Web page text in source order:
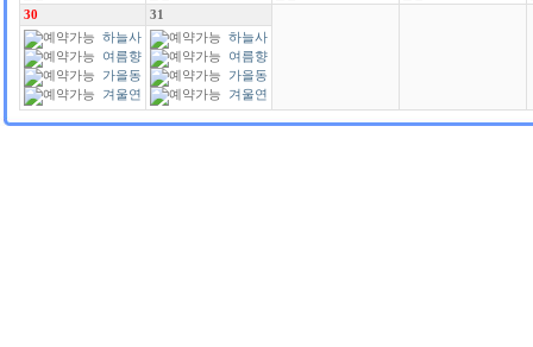
가
가
가
가
30
하늘사
랑
여름향
기
가을동
화
겨울연
가
31
하늘사
랑
여름향
기
가을동
화
겨울연
가